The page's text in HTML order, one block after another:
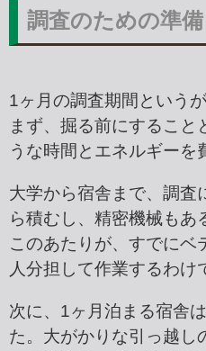
調査のための準
1ヶ月の調査期間という
まず、掘る前にするこ
うな時間とエネルギーを
大学から宿舎まで、調査
ら積むし、精密機械も
このあたりが、すでにベ
人分担して作業するわけ
次に、1ヶ月泊まる宿舎
た。大がかりな引っ越し